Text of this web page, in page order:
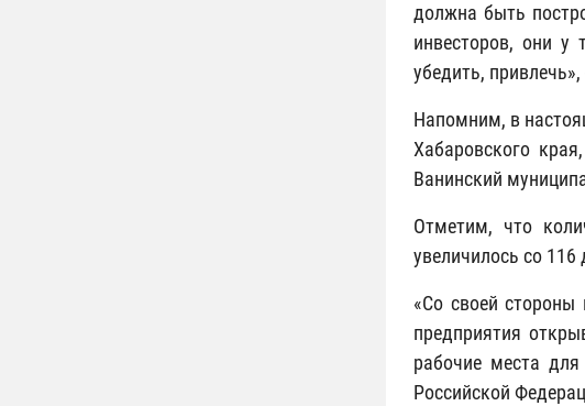
должна быть
инвесторов, они у
убедить,
Напомним, в
Хабаровского
Ванинский
Отметим, что
увеличилось со
«Со своей
предприятия
рабочие места
Российской